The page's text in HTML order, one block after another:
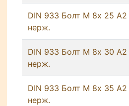
DIN 933 Болт М 8х 25 А2
нерж.
DIN 933 Болт М 8х 30 А2
нерж.
DIN 933 Болт М 8х 35 А2
нерж.